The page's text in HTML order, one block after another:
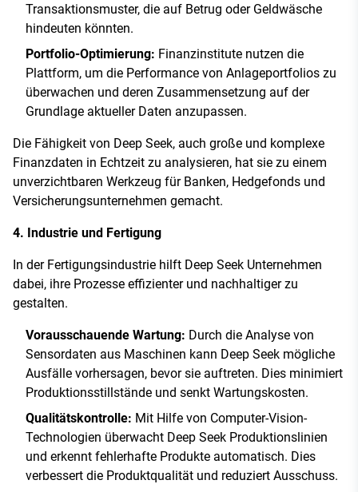
Transaktionsmuster, die auf Betrug oder Geldwäsche
hindeuten könnten.
Portfolio-Optimierung: Finanzinstitute nutzen die
Plattform, um die Performance von Anlageportfolios zu
überwachen und deren Zusammensetzung auf der
Grundlage aktueller Daten anzupassen.
Die Fähigkeit von Deep Seek, auch große und komplexe
Finanzdaten in Echtzeit zu analysieren, hat sie zu einem
unverzichtbaren Werkzeug für Banken, Hedgefonds und
Versicherungsunternehmen gemacht.
4. Industrie und Fertigung
In der Fertigungsindustrie hilft Deep Seek Unternehmen
dabei, ihre Prozesse effizienter und nachhaltiger zu
gestalten.
Vorausschauende Wartung: Durch die Analyse von
Sensordaten aus Maschinen kann Deep Seek mögliche
Ausfälle vorhersagen, bevor sie auftreten. Dies minimiert
Produktionsstillstände und senkt Wartungskosten.
Qualitätskontrolle: Mit Hilfe von Computer-Vision-
Technologien überwacht Deep Seek Produktionslinien
und erkennt fehlerhafte Produkte automatisch. Dies
verbessert die Produktqualität und reduziert Ausschuss.